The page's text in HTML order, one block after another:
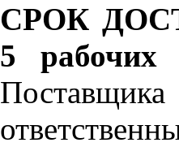
СРОК
5 рабочих